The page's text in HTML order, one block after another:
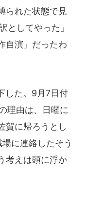
られた状態で見
としてやった」
自演」だったわ
した。9月7日付
理由は、日曜に
賀に帰ろうとし
に連絡したそう
考えは頭に浮か